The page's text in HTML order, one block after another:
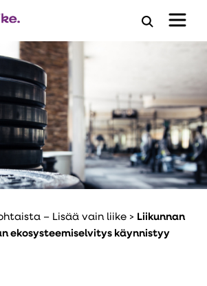
Avaa
– Lisää vain liike> Liikunnan
ekosysteemiselvitys käynnistyy